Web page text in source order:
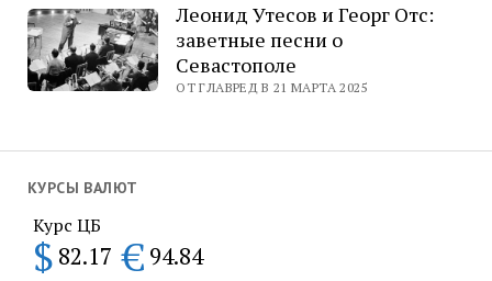
КУРСЫ ВАЛЮТ
Курс ЦБ
$ 82.17 € 94.84
Леонид Утесов и Георг Отс:
заветные песни о
Севастополе
ОТ ГЛАВРЕД В 21 МАРТА 2025